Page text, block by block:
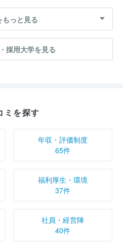
もっと見る
採用大学を見る
ミを探す
年収・評価制度
65件
福利厚生・環境
37件
社員・経営陣
40件